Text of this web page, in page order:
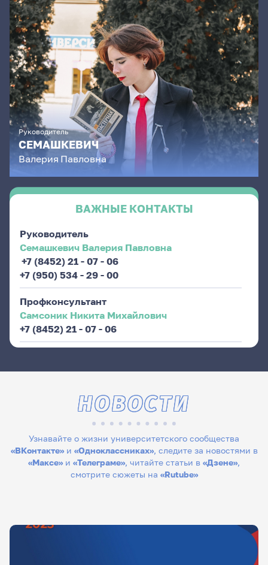
Руководитель
СЕМАШКЕВИЧ
Валерия Павловна
ВАЖНЫЕ КОНТАКТЫ
Руководитель
Семашкевич Валерия Павловна
+7 (8452) 21 - 07 - 06
+7 (950) 534 - 29 - 00
Профконсультант
Самсоник Никита Михайлович
+7 (8452) 21 - 07 - 06
Узнавайте о жизни университетского сообщества
«ВКонтакте»и «Одноклассниках», следите за новостями в
«Максе» и «Телеграме», читайте статьи в «Дзене»,
смотрите сюжеты на «Rutube»
НОВОСТИ